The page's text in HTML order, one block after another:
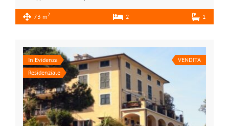
73 m2 2 1
In Evidenza
Residenziale
VENDITA